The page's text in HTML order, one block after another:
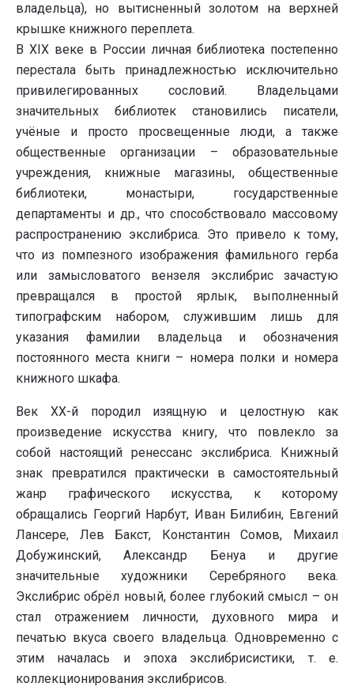
владельца), но вытисненный золотом на верхней
крышке книжного переплета.
В XIX веке в России личная библиотека постепенно
перестала быть принадлежностью исключительно
привилегированных сословий. Владельцами
значительных библиотек становились писатели,
учёные и просто просвещенные люди, а также
общественные организации – образовательные
учреждения, книжные магазины, общественные
библиотеки, монастыри, государственные
департаменты и др., что способствовало массовому
распространению экслибриса. Это привело к тому,
что из помпезного изображения фамильного герба
или замысловатого вензеля экслибрис зачастую
превращался в простой ярлык, выполненный
типографским набором, служившим лишь для
указания фамилии владельца и обозначения
постоянного места книги – номера полки и номера
книжного шкафа.
Век XX-й породил изящную и целостную как
произведение искусства книгу, что повлекло за
собой настоящий ренессанс экслибриса. Книжный
знак превратился практически в самостоятельный
жанр графического искусства, к которому
обращались Георгий Нарбут, Иван Билибин, Евгений
Лансере, Лев Бакст, Константин Сомов, Михаил
Добужинский, Александр Бенуа и другие
значительные художники Серебряного века.
Экслибрис обрёл новый, более глубокий смысл – он
стал отражением личности, духовного мира и
печатью вкуса своего владельца. Одновременно с
этим началась и эпоха экслибрисистики, т. е.
коллекционирования экслибрисов.